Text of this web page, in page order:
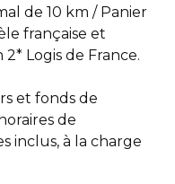
de 10 km / Panier
française et
Logis de France.
et fonds de
de
inclus, à la charge